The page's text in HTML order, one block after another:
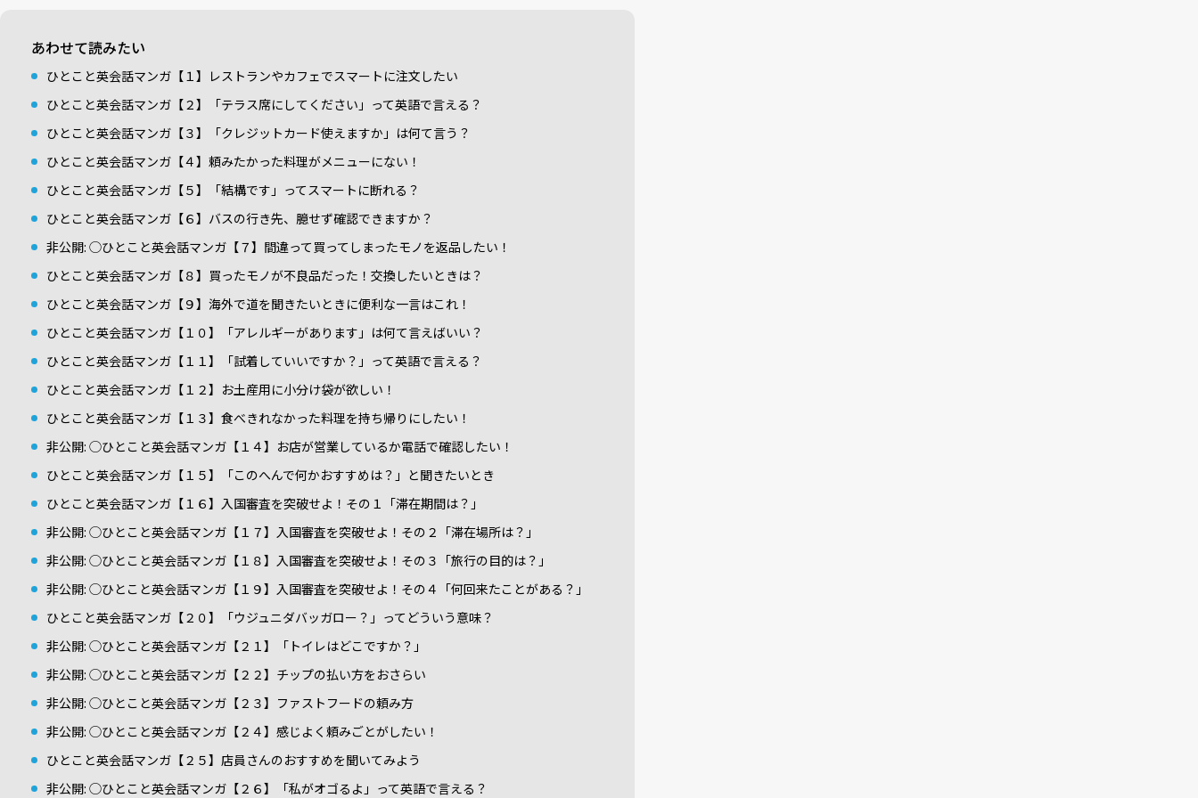
あわせて読みたい
ひとこと英会話マンガ【１】レストランやカフェでスマートに注文したい
ひとこと英会話マンガ【２】「テラス席にしてください」って英語で言える？
ひとこと英会話マンガ【３】「クレジットカード使えますか」は何て言う？
ひとこと英会話マンガ【４】頼みたかった料理がメニューにない！
ひとこと英会話マンガ【５】「結構です」ってスマートに断れる？
ひとこと英会話マンガ【６】バスの行き先、臆せず確認できますか？
非公開: ◯ひとこと英会話マンガ【７】間違って買ってしまったモノを返品したい！
ひとこと英会話マンガ【８】買ったモノが不良品だった！交換したいときは？
ひとこと英会話マンガ【９】海外で道を聞きたいときに便利な一言はこれ！
ひとこと英会話マンガ【１０】「アレルギーがあります」は何て言えばいい？
ひとこと英会話マンガ【１１】「試着していいですか？」って英語で言える？
ひとこと英会話マンガ【１２】お土産用に小分け袋が欲しい！
ひとこと英会話マンガ【１３】食べきれなかった料理を持ち帰りにしたい！
非公開: ◯ひとこと英会話マンガ【１４】お店が営業しているか電話で確認したい！
ひとこと英会話マンガ【１５】「このへんで何かおすすめは？」と聞きたいとき
ひとこと英会話マンガ【１６】入国審査を突破せよ！その１「滞在期間は？」
非公開: ◯ひとこと英会話マンガ【１７】入国審査を突破せよ！その２「滞在場所は？」
非公開: ◯ひとこと英会話マンガ【１８】入国審査を突破せよ！その３「旅行の目的は？」
非公開: ◯ひとこと英会話マンガ【１９】入国審査を突破せよ！その４「何回来たことがある？」
ひとこと英会話マンガ【２０】「ウジュニダバッガロー？」ってどういう意味？
非公開: ◯ひとこと英会話マンガ【２１】「トイレはどこですか？」
非公開: ◯ひとこと英会話マンガ【２２】チップの払い方をおさらい
非公開: ◯ひとこと英会話マンガ【２３】ファストフードの頼み方
非公開: ◯ひとこと英会話マンガ【２４】感じよく頼みごとがしたい！
ひとこと英会話マンガ【２５】店員さんのおすすめを聞いてみよう
非公開: ◯ひとこと英会話マンガ【２６】「私がオゴるよ」って英語で言える？